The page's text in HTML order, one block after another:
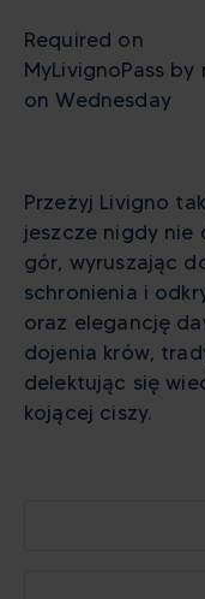
Przeżyj Livigno
jeszcze nigdy nie
gór, wyruszając
schronienia i
oraz elegancję
dojenia krów,
delektując się
kojącej ciszy.
Required on
MyLivignoPass by
on Wednesday